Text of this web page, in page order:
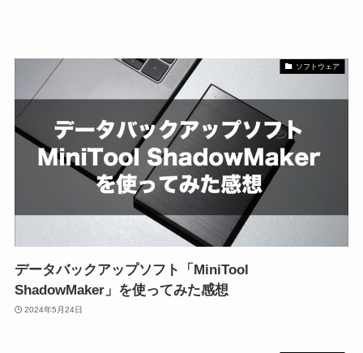
ソフトウェア
データバックアップソフト「MiniTool
ShadowMaker」を使ってみた感想
2024年5月24日